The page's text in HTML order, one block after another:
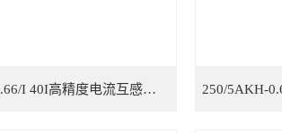
400/5AKH-0.66/I 40I高精度电流互感器 可穿母排